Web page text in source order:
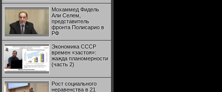
Мохаммед Фидель
Али Селем,
представитель
фронта Полисарио в
РФ
Экономика СССР
времен «застоя»:
жажда планомерности
(часть 2)
Рост социального
неравенства в 21